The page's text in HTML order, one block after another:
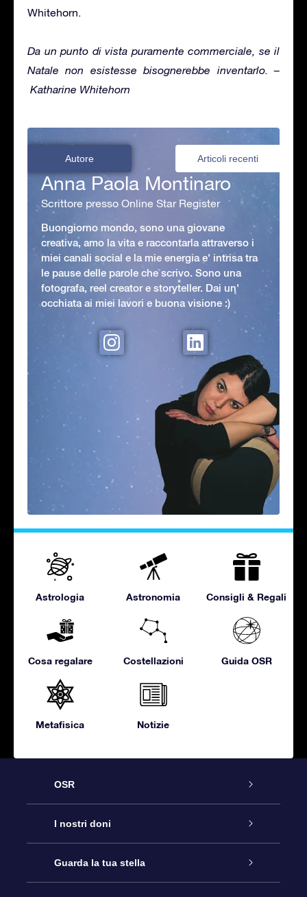
Whitehorn.
Da un punto di vista puramente commerciale, se il
Natale non esistesse bisognerebbe inventarlo. –
Katharine Whitehorn
Autore Articoli recenti
Anna Paola Montinaro
Scrittore presso Online Star Register
Buongiorno mondo, sono una giovane
creativa, amo la vita e raccontarla attraverso i
miei canali social e la mie energia e' intrisa tra
le pause delle parole che scrivo. Sono una
fotografa, reel creator e storyteller. Dai un'
occhiata ai miei lavori e buona visione :)
Astrologia Astronomia Consigli & Regali
Cosa regalare Costellazioni Guida OSR
Metafisica Notizie
OSR
Assistenza
Contattaci
I nostri doni
Online Star Gift
Guarda la tua stella